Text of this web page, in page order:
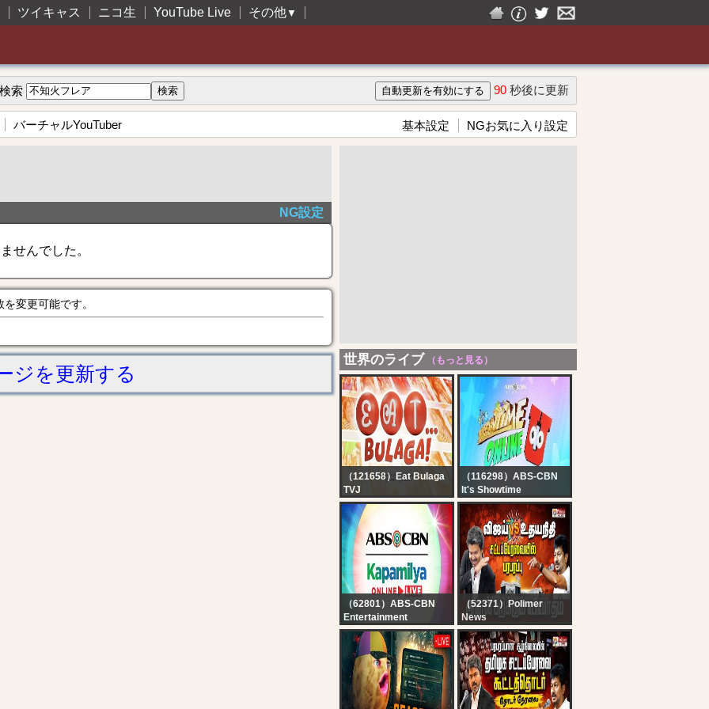
ツイキャス ニコ生 YouTube Live その他▼
検索 90 秒後に更新
バーチャルYouTuber 基本設定 NGお気に入り設定
NG設定
せんでした。
変更可能です。
ジを更新する
世界のライブ （もっと見る）
（121658）Eat Bulaga
TVJ
EAT BULAGA LIVE |
TVJ ON TV5 | AUGUST
7, 2026
（116298）ABS-CBN
It's Showtime
Showtime Online U |
August 7, 2026
（62801）ABS-CBN
Entertainment
Kapamilya Online Live |
August 7, 2026
（52371）Polimer
News
?LIVE : TN Assembly
2026 | தொடங்கியது
தமிழக சட்டப்பேரவை
கூட்டத்தொடர் | CM Vijay |
UdhayanidhiStalin